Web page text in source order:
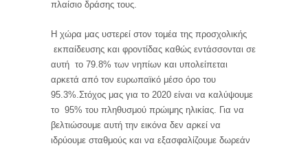
πλαίσιο δράσης τους.
Η χώρα μας υστερεί στον τομέα της προσχολικής
εκπαίδευσης και φροντίδας καθώς εντάσσονται σε
αυτή το 79.8% των νηπίων και υπολείπεται
αρκετά από τον ευρωπαϊκό μέσο όρο του
95.3%.Στόχος μας για το 2020 είναι να καλύψουμε
το 95% του πληθυσμού πρώιμης ηλικίας. Για να
βελτιώσουμε αυτή την εικόνα δεν αρκεί να
ιδρύουμε σταθμούς και να εξασφαλίζουμε δωρεάν